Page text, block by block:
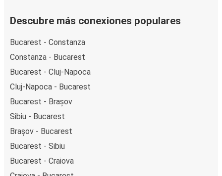
Descubre más conexiones populares
Bucarest - Constanza
Constanza - Bucarest
Bucarest - Cluj-Napoca
Cluj-Napoca - Bucarest
Bucarest - Brașov
Sibiu - Bucarest
Brașov - Bucarest
Bucarest - Sibiu
Bucarest - Craiova